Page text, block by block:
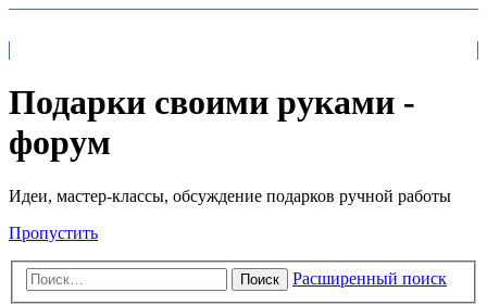
Подарки своими руками -
форум
Идеи, мастер-классы, обсуждение подарков ручной работы
Пропустить
Поиск Расширенный поиск